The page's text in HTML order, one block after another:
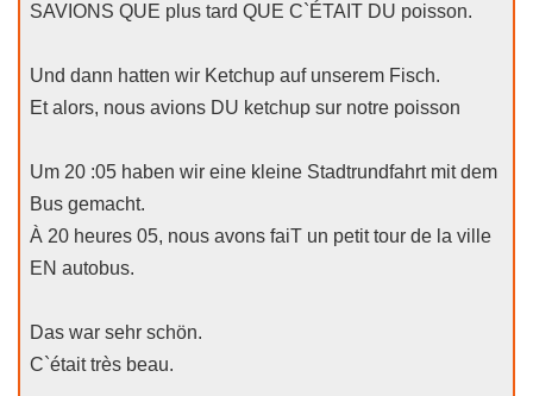
SAVIONS QUE plus tard QUE C`ÉTAIT DU poisson.
Und dann hatten wir Ketchup auf unserem Fisch.
Et alors, nous avions DU ketchup sur notre poisson
Um 20 :05 haben wir eine kleine Stadtrundfahrt mit dem
Bus gemacht.
À 20 heures 05, nous avons faiT un petit tour de la ville
EN autobus.
Das war sehr schön.
C`était très beau.